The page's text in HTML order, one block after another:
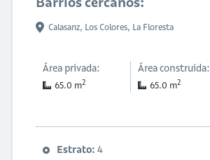
Calasanz, Los Colores, La Floresta
Área privada:
65.0 m2
Área construida:
65.0 m2
Estrato: 4